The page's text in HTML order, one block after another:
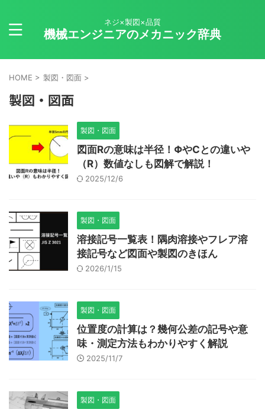
ネジ×製図×品質
機械エンジニアのメカニック辞典
HOME > 製図・図面 >
製図・図面
製図・図面
図面Rの意味は半径！ΦやCとの違いや
（R）数値なしも図解で解説！
2025/12/6
製図・図面
溶接記号一覧表！隅肉溶接やフレア溶
接記号など図面や製図のきほん
2026/1/15
製図・図面
位置度の計算は？幾何公差の記号や意
味・測定方法もわかりやすく解説
2025/11/7
製図・図面